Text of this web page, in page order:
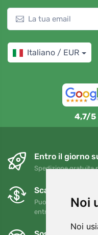
Noi
Noi
Italiano / EUR
4,7/5
Entro il giorno
Spedizione gratuita
Scambi e resi
Puoi restituire o
entro 90 giorni